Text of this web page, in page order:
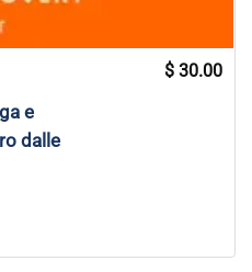
e
dalle
$ 30.00